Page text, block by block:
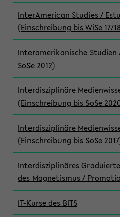
InterAmerican Studies /
(Einschreibung bis WiSe 17/
Interamerikanische
SoSe 2012)
Interdisziplinäre
(Einschreibung bis SoSe
Interdisziplinäre
(Einschreibung bis SoSe
Interdisziplinäres
des Magnetismus /
IT-Kurse des BITS